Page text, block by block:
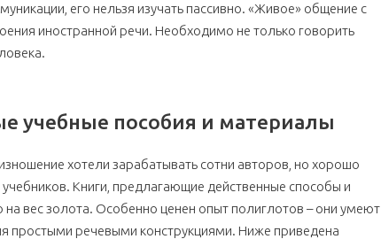
его нельзя изучать пассивно. «Живое» общение с
иностранной речи. Необходимо не только говорить
учебные пособия и материалы
хотели зарабатывать сотни авторов, но хорошо
Книги, предлагающие действенные способы и
вес золота. Особенно ценен опыт полиглотов – они умеют
простыми речевыми конструкциями. Ниже приведена